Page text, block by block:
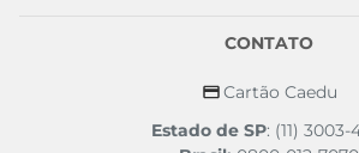
CONTATO
Cartão Caedu
Estado de SP: (11) 3003-